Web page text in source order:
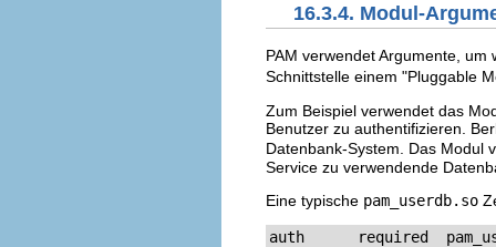
16.3.4. Modul-
PAM verwendet Argumente,
Schnittstelle einem "Pluggable
Zum Beispiel verwendet das
Benutzer zu authentifizieren.
Datenbank-System. Das Modul
Service zu verwendende
Eine typische pam_userdb.so
auth      required